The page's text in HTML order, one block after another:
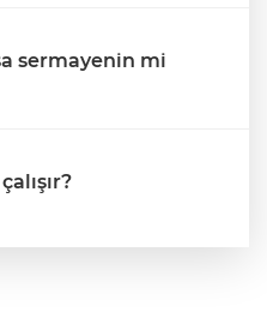
sermayenin mi